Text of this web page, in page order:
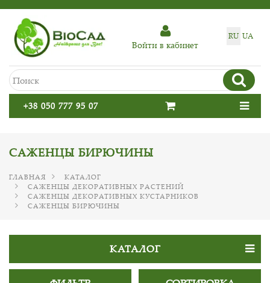
RU UA
Войти в кабинет
+38 050 777 95 07
САЖЕНЦЫ БИРЮЧИНЫ
ГЛАВНАЯ
КАТАЛОГ
САЖЕНЦЫ ДЕКОРАТИВНЫХ РАСТЕНИЙ
САЖЕНЦЫ ДЕКОРАТИВНЫХ КУСТАРНИКОВ
САЖЕНЦЫ БИРЮЧИНЫ
КАТАЛОГ